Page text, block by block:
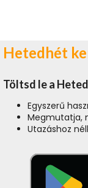
Hetedhét
Töltsd le a
Egyszerű
Megmutatja,
Utazáshoz